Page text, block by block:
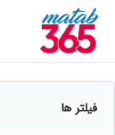
فیلتر ها